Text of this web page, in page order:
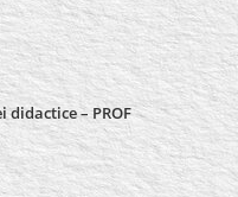
– PROF